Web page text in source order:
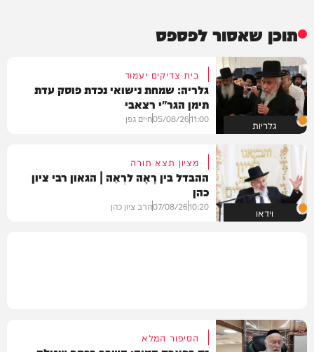
תוכן שאסור לפספס
גלריות
בית צדיקים יעמוד
גלריה: שמחת נישואי נכדת פוסק עדת
תימן הגר"י רצאבי
11:00
05/08/26חיים גפן
וידאו
מציון תצא תורה
ההבדל בין רָאָה לרְאֵה | הגאון רבי ציון
כהן
10:20
07/08/26הרב ציון כהן
הסיפור המלא